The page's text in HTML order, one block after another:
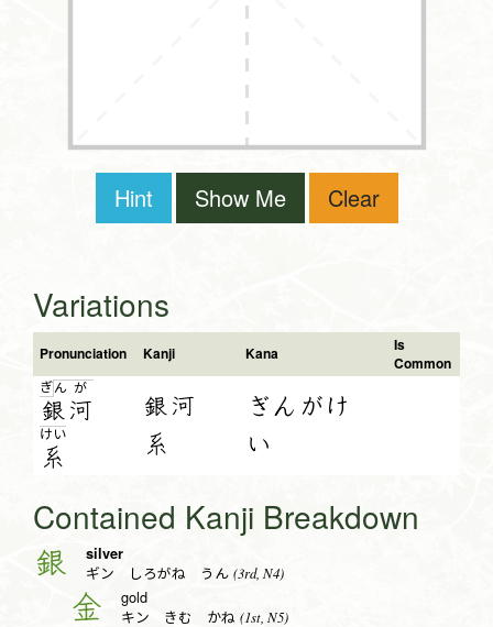
Hint Show Me Clear
Variations
Pronunciation Kanji Kana
Is
Common
ぎん
銀
が
河
け い
系
銀河
系
ぎんがけ
い
Contained Kanji Breakdown
銀 silver
ギン しろがね うん (3rd, N4)
金 gold
キン きむ かね (1st, N5)